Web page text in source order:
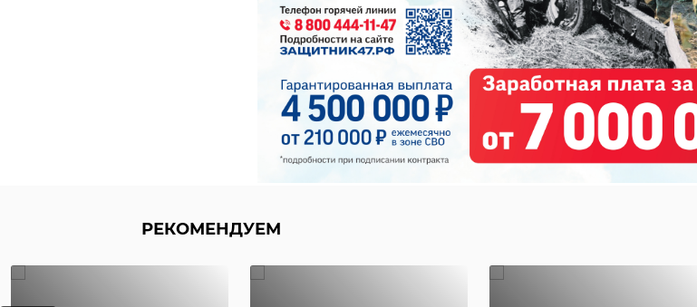
РЕКОМЕНДУЕМ